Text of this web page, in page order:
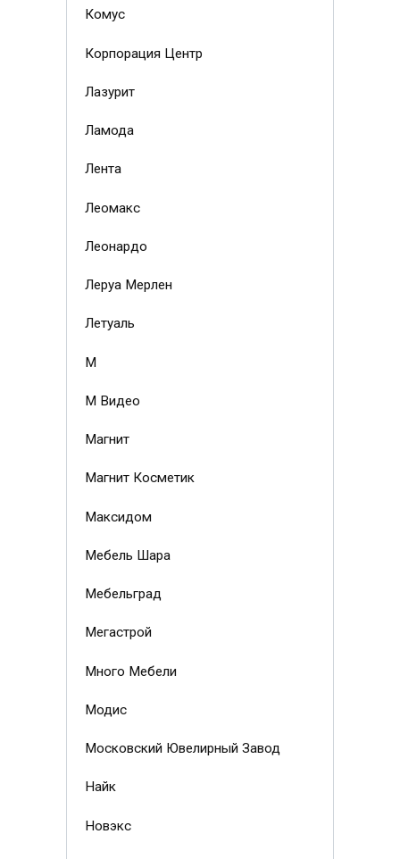
Комус
Корпорация Центр
Лазурит
Ламода
Лента
Леомакс
Леонардо
Леруа Мерлен
Летуаль
М
М Видео
Магнит
Магнит Косметик
Максидом
Мебель Шара
Мебельград
Мегастрой
Много Мебели
Модис
Московский Ювелирный Завод
Найк
Новэкс